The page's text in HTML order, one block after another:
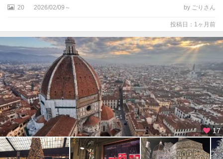
ネ
ビ
エ
ク
レ
モ
ナ
ク
ロ
ト
20 2026/02/09～ by ごりさん
投稿日：1ヶ月前
17